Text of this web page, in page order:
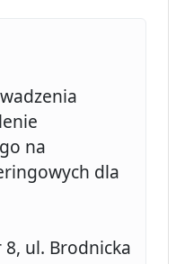
na
dla
8, ul. Brodnicka